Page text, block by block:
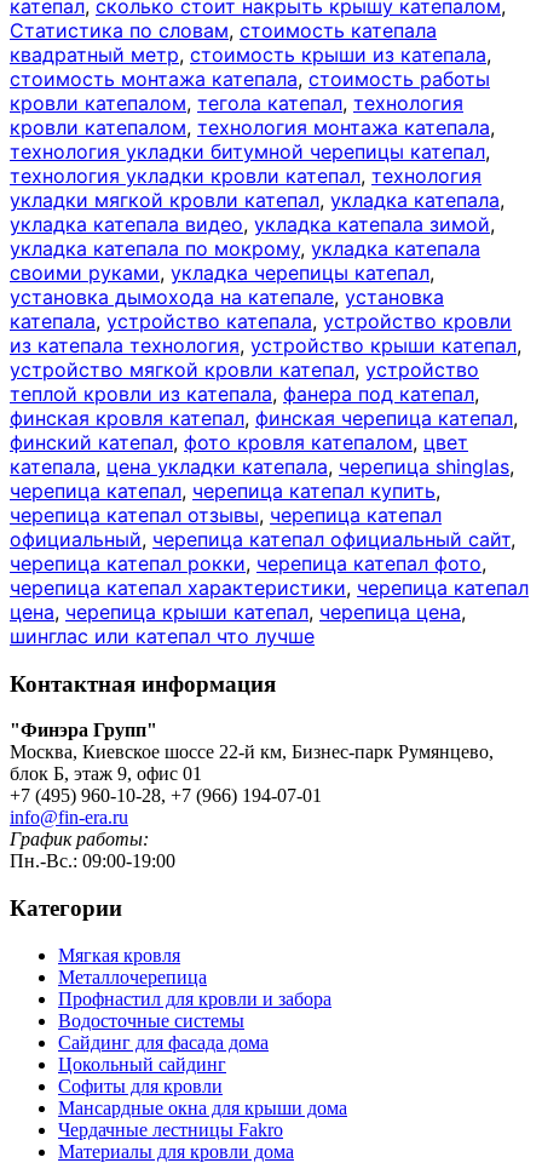
катепал, сколько стоит накрыть крышу катепалом,
Статистика по словам, стоимость катепала
квадратный метр, стоимость крыши из катепала,
стоимость монтажа катепала, стоимость работы
кровли катепалом, тегола катепал, технология
кровли катепалом, технология монтажа катепала,
технология укладки битумной черепицы катепал,
технология укладки кровли катепал, технология
укладки мягкой кровли катепал, укладка катепала,
укладка катепала видео, укладка катепала зимой,
укладка катепала по мокрому, укладка катепала
своими руками, укладка черепицы катепал,
установка дымохода на катепале, установка
катепала, устройство катепала, устройство кровли
из катепала технология, устройство крыши катепал,
устройство мягкой кровли катепал, устройство
теплой кровли из катепала, фанера под катепал,
финская кровля катепал, финская черепица катепал,
финский катепал, фото кровля катепалом, цвет
катепала, цена укладки катепала, черепица shinglas,
черепица катепал, черепица катепал купить,
черепица катепал отзывы, черепица катепал
официальный, черепица катепал официальный сайт,
черепица катепал рокки, черепица катепал фото,
черепица катепал характеристики, черепица катепал
цена, черепица крыши катепал, черепица цена,
шинглас или катепал что лучше
Контактная информация
"Финэра Групп"
Москва, Киевское шоссе 22-й км, Бизнес-парк Румянцево,
блок Б, этаж 9, офис 01
+7 (495) 960-10-28, +7 (966) 194-07-01
info@fin-era.ru
График работы:
Пн.-Вс.: 09:00-19:00
Категории
Мягкая кровля
Металлочерепица
Профнастил для кровли и забора
Водосточные системы
Сайдинг для фасада дома
Цокольный сайдинг
Софиты для кровли
Мансардные окна для крыши дома
Чердачные лестницы Fakro
Материалы для кровли дома